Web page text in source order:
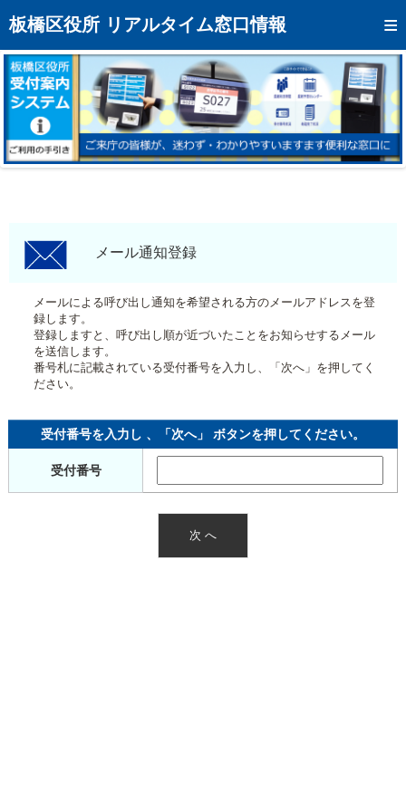
板橋区役所 リアルタイム窓口情報
トップページへ
混雑予想カレンダー
リアルタイム混雑状況
リアルタイム受付番号状況
メール通知登録
モバイルサイト
区役所フロアマップ
メール通知登録
メールによる呼び出し通知を希望される方のメールアドレスを登
録します。
登録しますと、呼び出し順が近づいたことをお知らせするメール
を送信します。
番号札に記載されている受付番号を入力し、「次へ」を押してく
ださい。
受付番号を入力し 、「次へ」 ボタンを押してください。
受付番号